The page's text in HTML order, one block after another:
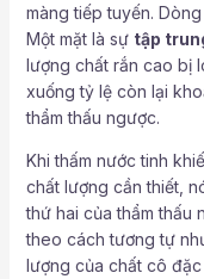
màng tiếp tuyến.
Một mặt là sự tập
lượng chất rắn cao bị
xuống tỷ lệ còn lại
thẩm thấu ngược.
Khi thấm nước tinh
chất lượng cần thiết,
thứ hai của thẩm thấu
theo cách tương tự
lượng của chất cô